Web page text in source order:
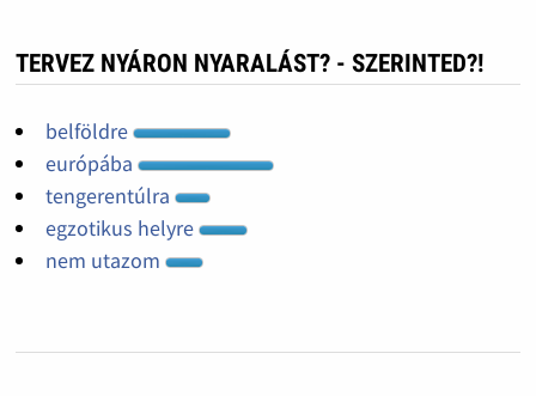
TERVEZ NYÁRON NYARALÁST? - SZERINTED?!
belföldre
európába
tengerentúlra
egzotikus helyre
nem utazom